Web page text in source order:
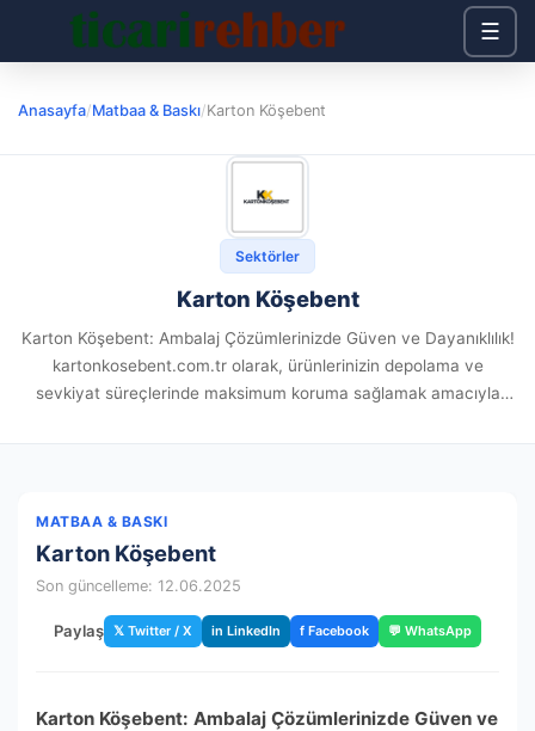
☰
Anasayfa/Matbaa & Baskı/Karton Köşebent
Sektörler
Karton Köşebent
Karton Köşebent: Ambalaj Çözümlerinizde Güven ve Dayanıklılık!
kartonkosebent.com.tr olarak, ürünlerinizin depolama ve
sevkiyat süreçlerinde maksimum koruma sağlamak amacıyla
MATBAA & BASKI
Karton Köşebent
Son güncelleme: 12.06.2025
Paylaş 𝕏 Twitter / X in LinkedIn f Facebook 💬 WhatsApp
Karton Köşebent: Ambalaj Çözümlerinizde Güven ve